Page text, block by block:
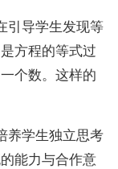
导学生发现等
方程的等式过
个数。这样的
学生独立思考
能力与合作意